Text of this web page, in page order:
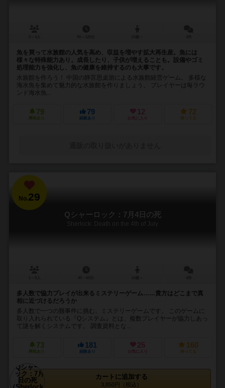
魚を買って水族館の人気を高め、収益を増やす拡大再生産。魚には
様々な特殊能力あり。成長したり、子供が増えることも。設備やゴミ
処理能力を強化し、魚の健康を維持するのも大事です。
水族館を作ろう！ 中国の静言思桌游による水族館経営ゲーム。 多様な
海水魚を集めて魅力的な水族館を作りましょう。 プレイヤーは毎ラウ
ンド海水魚...
79
興味あり
79
経験あり
12
お気に入り
72
持ってる
No.29
Qシャーロック：7月4日の死
Sherlock: Death on the 4th of July
多人数で協力プレイが出来るミステリーゲーム……貴方はどこまで真
相に近づけるだろうか
多人数で一つの難事件に挑む、ミステリーゲームです。 このゲームに
取り入れられている『Qシステム』とは、複数プレイヤーが協力しあっ
て謎を解くシステムです。 調査資料とな...
73
興味あり
181
経験あり
25
お気に入り
160
持ってる
カートに追加する
3,850円（税込）